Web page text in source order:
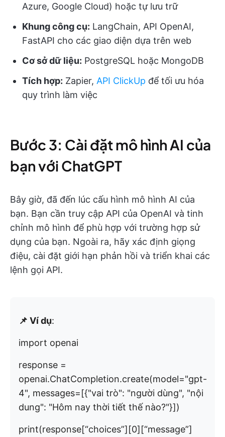
Azure, Google Cloud) hoặc tự lưu trữ
Khung công cụ: LangChain, API OpenAI,
FastAPI cho các giao diện dựa trên web
Cơ sở dữ liệu: PostgreSQL hoặc MongoDB
Tích hợp: Zapier, API ClickUp để tối ưu hóa
quy trình làm việc
Bước 3: Cài đặt mô hình AI của
bạn với ChatGPT
Bây giờ, đã đến lúc cấu hình mô hình AI của
bạn. Bạn cần truy cập API của OpenAI và tinh
chỉnh mô hình để phù hợp với trường hợp sử
dụng của bạn. Ngoài ra, hãy xác định giọng
điệu, cài đặt giới hạn phản hồi và triển khai các
lệnh gọi API.
📌 Ví dụ:
import openai
response =
openai.ChatCompletion.create(model="gpt-
4", messages=[{"vai trò": "người dùng", "nội
dung": "Hôm nay thời tiết thế nào?"}])
print(response[“choices”][0][“message”]